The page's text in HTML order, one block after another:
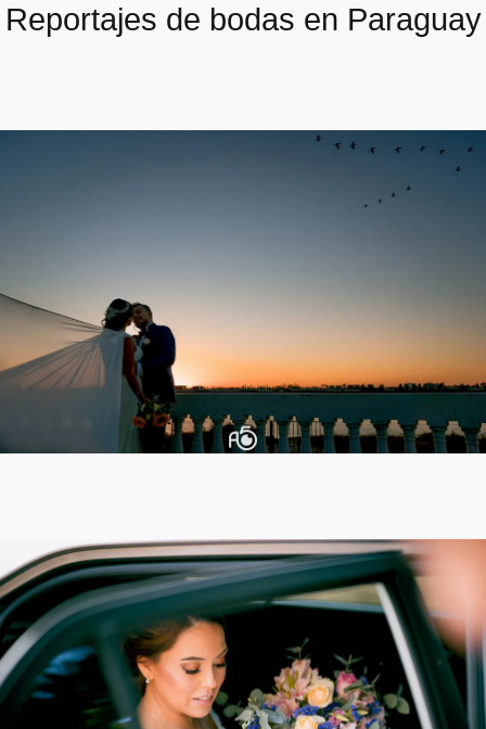
Reportajes de bodas en Paraguay